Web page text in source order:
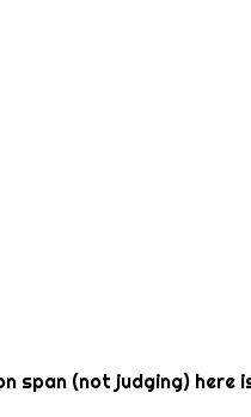
(not judging) here